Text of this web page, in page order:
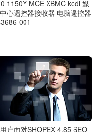
1150Y MCE XBMC kodi 媒
心遥控器接收器 电脑遥控器
001
户面对SHOPEX 4.85 SEO